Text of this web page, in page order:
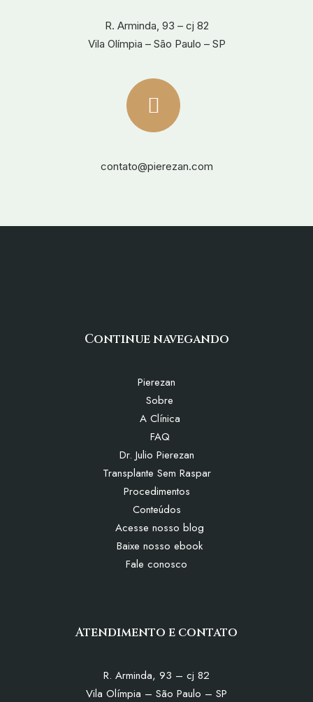
R. Arminda, 93 – cj 82
Vila Olímpia – São Paulo – SP
contato@pierezan.com
Continue navegando
Pierezan
Sobre
A Clínica
FAQ
Dr. Julio Pierezan
Transplante Sem Raspar
Procedimentos
Conteúdos
Acesse nosso blog
Baixe nosso ebook
Fale conosco
Atendimento e contato
R. Arminda, 93 – cj 82
Vila Olímpia – São Paulo – SP